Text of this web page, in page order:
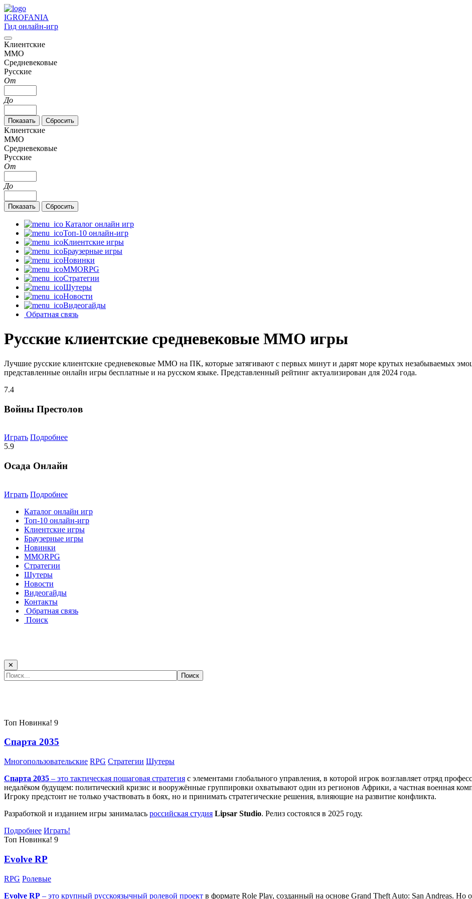
IGROFANIA
Гид онлайн-игр
Клиентские
MMO
Средневековые
Русские
От
До
Клиентские
MMO
Средневековые
Русские
От
До
Каталог онлайн игр
Топ-10 онлайн-игр
Клиентские игры
Браузерные игры
Новинки
MMORPG
Стратегии
Шутеры
Новости
Видеогайды
Обратная связь
Русские клиентские средневековые MMO игры
Лучшие русские клиентские средневековые MMO на ПК, которые затягивают с первых минут и дарят море крутых незабываемых
представленные онлайн игры бесплатные и на русском языке. Представленный рейтинг актуализирован для 2024 года.
7.4
Войны Престолов
Играть Подробнее
5.9
Осада Онлайн
Играть Подробнее
Каталог онлайн игр
Топ-10 онлайн-игр
Клиентские игры
Браузерные игры
Новинки
MMORPG
Стратегии
Шутеры
Новости
Видеогайды
Контакты
Обратная связь
Поиск
✕
Топ Новинка! 9
Спарта 2035
Многопользовательские RPG Стратегии Шутеры
Спарта 2035 – это тактическая пошаговая стратегия с элементами глобального управления, в которой игрок возглавляет отряд
недалёком будущем: политический кризис и вооружённые группировки охватывают один из регионов Африки, а частная военная
Игроку предстоит не только участвовать в боях, но и принимать стратегические решения, влияющие на развитие конфликта.
Разработкой и изданием игры занималась российская студия Lipsar Studio. Релиз состоялся в 2025 году.
Подробнее Играть!
Топ Новинка! 9
Evolve RP
RPG Ролевые
Evolve RP – это крупный русскоязычный ролевой проект в формате Role Play, созданный на основе Grand Theft Auto: San Andreas. Но